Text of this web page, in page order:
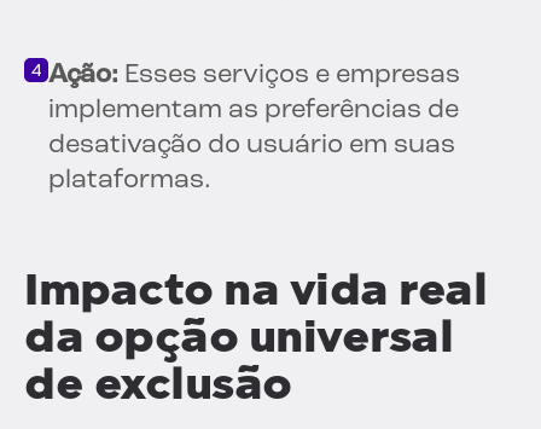
Ação: Esses serviços e empresas
implementam as preferências de
desativação do usuário em suas
plataformas.
Impacto na vida real
da opção universal
de exclusão